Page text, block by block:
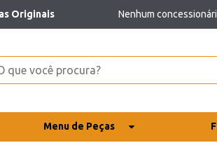
Originais Nenhum
Menu de Peças